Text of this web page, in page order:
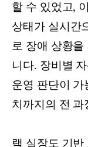
할 수 있었고,
상태가 실시간
로 장애 상황을
니다. 장비별
운영 판단이 가
치까지의 전 과
랙 실장도 기반